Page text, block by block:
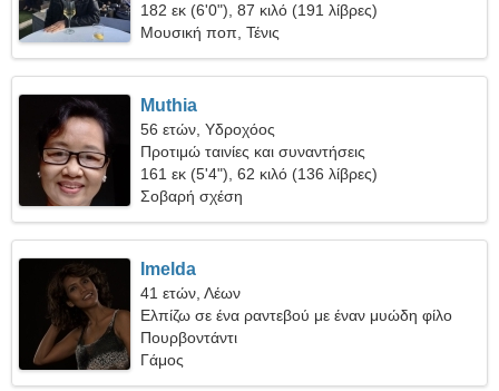
182 εκ (6'0"), 87 κιλό (191 λίβρες)
Μουσική ποπ, Τένις
Muthia
56 ετών, Υδροχόος
Προτιμώ ταινίες και συναντήσεις
161 εκ (5'4"), 62 κιλό (136 λίβρες)
Σοβαρή σχέση
Imelda
41 ετών, Λέων
Ελπίζω σε ένα ραντεβού με έναν μυώδη φίλο
Πουρβοντάντι
Γάμος